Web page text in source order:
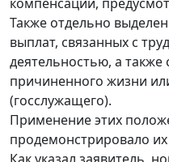
Также отдельно
выплат, связанных с
деятельностью, а
причиненного жизни
(госслужащего).
Применение этих
продемонстрировало